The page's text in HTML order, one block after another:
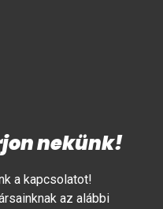
nekünk!
a kapcsolatot!
az alábbi